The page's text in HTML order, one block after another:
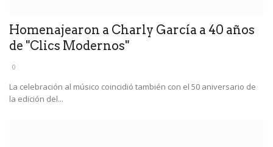
Homenajearon a Charly García a 40 años
de "Clics Modernos"
0
La celebración al músico coincidió también con el 50 aniversario de
la edición del...